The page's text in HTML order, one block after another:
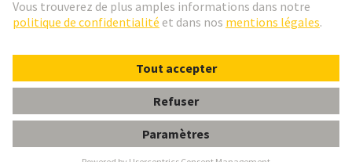
DIN-Sig.har-bus64contact-F-PL2,single
France Français
© HARTING Technology Group
ContactPolitique de confidentialité
Conditions Générales de Vente